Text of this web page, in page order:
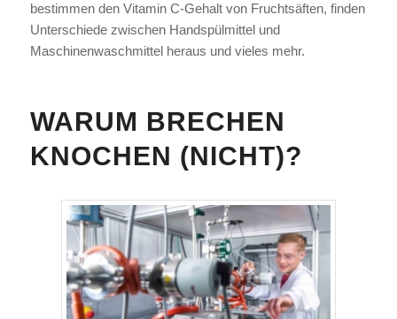
bestimmen den Vitamin C-Gehalt von Fruchtsäften, finden
Unterschiede zwischen Handspülmittel und
Maschinenwaschmittel heraus und vieles mehr.
WARUM BRECHEN
KNOCHEN (NICHT)?